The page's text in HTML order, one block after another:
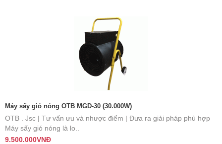
Máy sấy gió nóng OTB MGD-30 (30.000W)
OTB . Jsc | Tư vấn ưu và nhược điểm | Đưa ra giải pháp phù hợp ​
Máy sấy gió nóng là lo..
9.500.000VNĐ